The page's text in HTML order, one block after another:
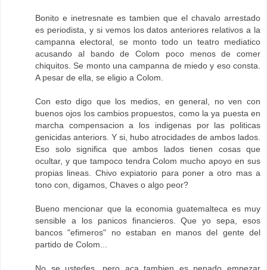
Bonito e inetresnate es tambien que el chavalo arrestado
es periodista, y si vemos los datos anteriores relativos a la
campanna electoral, se monto todo un teatro mediatico
acusando al bando de Colom poco menos de comer
chiquitos. Se monto una campanna de miedo y eso consta.
A pesar de ella, se eligio a Colom.
Con esto digo que los medios, en general, no ven con
buenos ojos los cambios propuestos, como la ya puesta en
marcha compensacion a los indigenas por las politicas
genicidas anteriors. Y si, hubo atrocidades de ambos lados.
Eso solo significa que ambos lados tienen cosas que
ocultar, y que tampoco tendra Colom mucho apoyo en sus
propias lineas. Chivo expiatorio para poner a otro mas a
tono con, digamos, Chaves o algo peor?
Bueno mencionar que la economia guatemalteca es muy
sensible a los panicos financieros. Que yo sepa, esos
bancos "efimeros" no estaban en manos del gente del
partido de Colom...